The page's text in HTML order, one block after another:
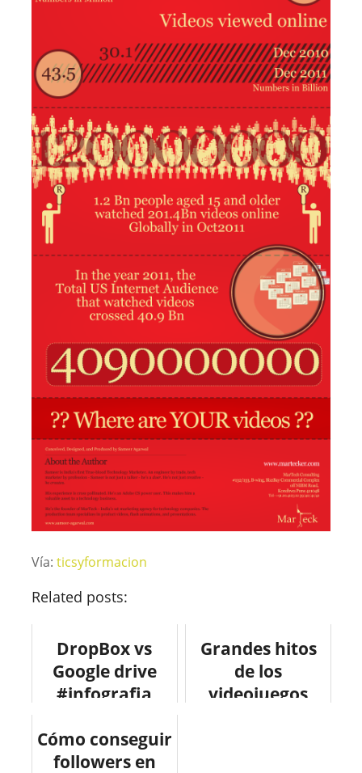
Vía: ticsyformacion
Related posts:
DropBox vs
Google drive
#infografia
#internet
#dropbox
Grandes hitos
de los
videojuegos
Cómo conseguir
followers en